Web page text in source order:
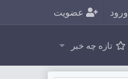
ورود عضویت
تازه چه خبر